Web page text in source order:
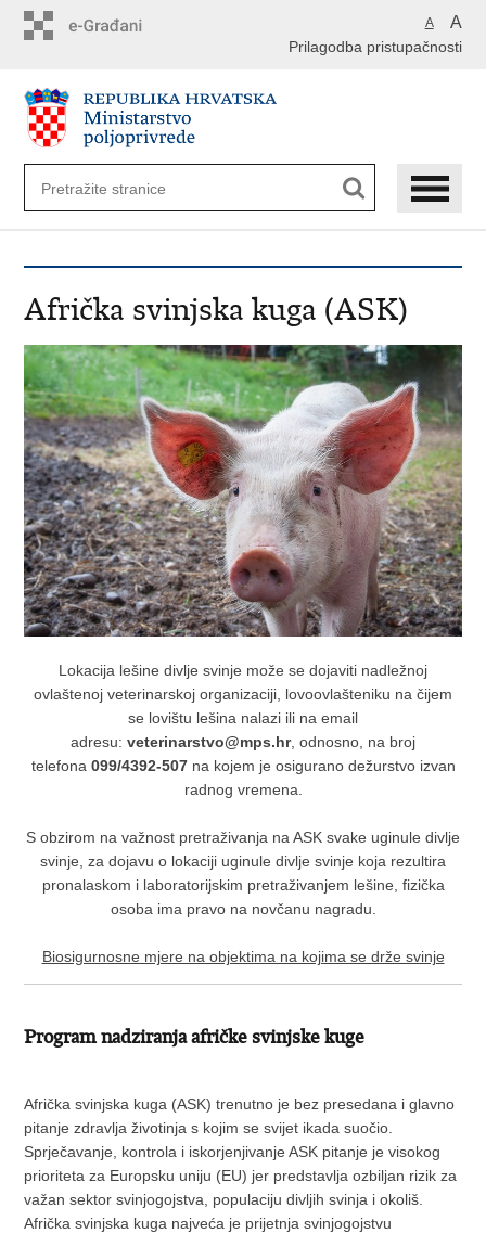
A A
Prilagodba pristupačnosti
Afrička svinjska kuga (ASK)
Lokacija lešine divlje svinje može se dojaviti nadležnoj
ovlaštenoj veterinarskoj organizaciji, lovoovlašteniku na čijem
se lovištu lešina nalazi ili na email
adresu: veterinarstvo@mps.hr, odnosno, na broj
telefona 099/4392-507na kojem je osigurano dežurstvo izvan
radnog vremena.
S obzirom na važnost pretraživanja na ASK svake uginule divlje
svinje, za dojavu o lokaciji uginule divlje svinje koja rezultira
pronalaskom i laboratorijskim pretraživanjem lešine, fizička
osoba ima pravo na novčanu nagradu.
Biosigurnosne mjere na objektima na kojima se drže svinje
Program nadziranja afričke svinjske kuge
Afrička svinjska kuga (ASK) trenutno je bez presedana i glavno
pitanje zdravlja životinja s kojim se svijet ikada suočio.
Sprječavanje, kontrola i iskorjenjivanje ASK pitanje je visokog
prioriteta za Europsku uniju (EU) jer predstavlja ozbiljan rizik za
važan sektor svinjogojstva, populaciju divljih svinja i okoliš.
Afrička svinjska kuga najveća je prijetnja svinjogojstvu